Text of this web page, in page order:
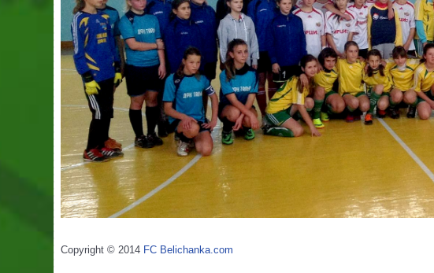
Copyright © 2014 FC Belichanka.com